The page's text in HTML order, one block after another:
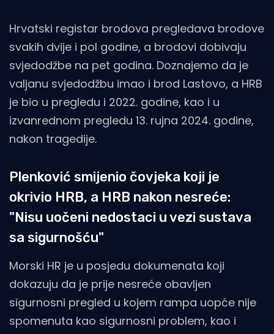
Hrvatski registar brodova pregledava brodove
svakih dvije i pol godine, a brodovi dobivaju
svjedodžbe na pet godina. Doznajemo da je
valjanu svjedodžbu imao i brod Lastovo, a HRB
je bio u pregledu i 2022. godine, kao i u
izvanrednom pregledu 13. rujna 2024. godine,
nakon tragedije.
Plenković smijenio čovjeka koji je
okrivio HRB, a HRB nakon nesreće:
"Nisu uočeni nedostaci u vezi sustava
sa sigurnošću"
Morski HR je u posjedu dokumenata koji
dokazuju da je prije nesreće obavljen
sigurnosni pregled u kojem rampa uopće nije
spomenuta kao sigurnosni problem, kao i